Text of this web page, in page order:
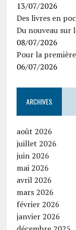
13/07/2026
Des livres en
Du nouveau sur
08/07/2026
Pour la
06/07/2026
ARCHIVES
août 2026
juillet 2026
juin 2026
mai 2026
avril 2026
mars 2026
février 2026
janvier 2026